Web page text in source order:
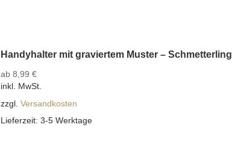
Handyhalter mit graviertem Muster – Schmetterling
ab8,99€
inkl. MwSt.
zzgl.Versandkosten
Lieferzeit:3-5 Werktage